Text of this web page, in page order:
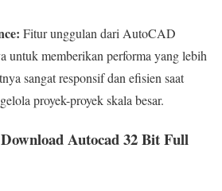
Fitur unggulan dari AutoCAD
untuk memberikan performa yang lebih
sangat responsif dan efisien saat
proyek-proyek skala besar.
Autocad 32 Bit Full